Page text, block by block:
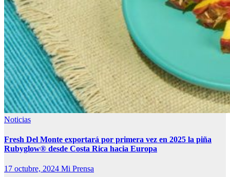
Noticias
Fresh Del Monte exportará por primera vez en 2025 la piña
Rubyglow® desde Costa Rica hacia Europa
17 octubre, 2024 Mi Prensa